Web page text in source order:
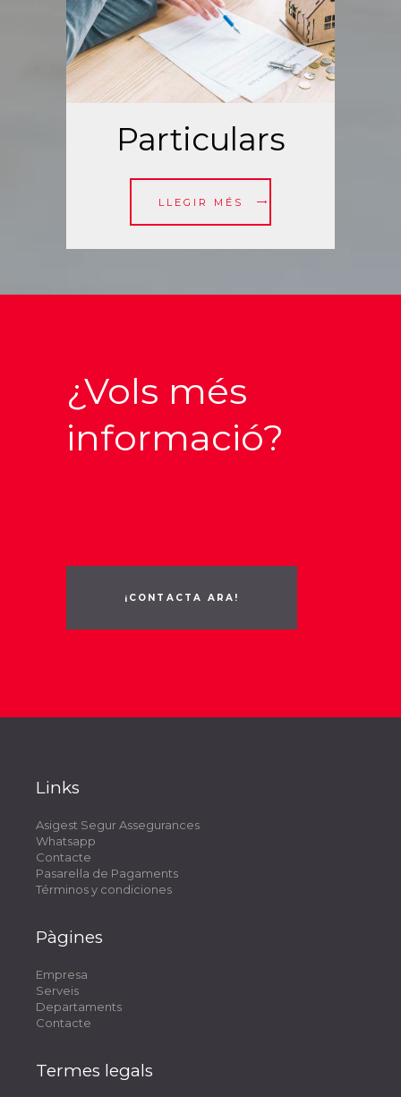
Particulars
LLEGIR MÉS
¿Vols més
informació?
¡CONTACTA ARA!
Links
Asigest Segur Assegurances
Whatsapp
Contacte
Pasarel·la de Pagaments
Términos y condiciones
Pàgines
Empresa
Serveis
Departaments
Contacte
Termes legals